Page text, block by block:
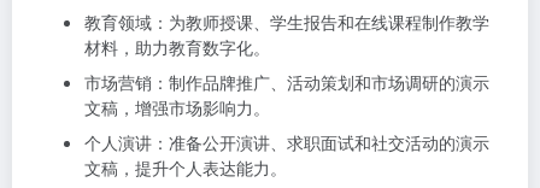
教育领域：为教师授课、学生报告和在线课程制作教学
材料，助力教育数字化。
市场营销：制作品牌推广、活动策划和市场调研的演示
文稿，增强市场影响力。
个人演讲：准备公开演讲、求职面试和社交活动的演示
文稿，提升个人表达能力。